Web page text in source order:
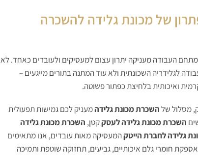
של מכונת גלידה להשכרה
העבודה מעניקה יתרון עצום למעסיקים ולעובדים כאחד. לא
לגלידריה השכונתית ולא עוד המתנה בתורים מייגעים –
ואיכותית בלחיצת כפתור פשוטה.
מסלול שלהשכרת מכונת גלידהמעניק לכם גמישות תפעולית
השכרת מכונת גלידה לעסקקטן, השכרת מכונת גלידה
גלידה לחברת הייטקהמעסיקה מאות עובדים, אנו מתאימים
חומרי גלם איכותיים, גביעים, תחזוקה שוטפת ותמיכה